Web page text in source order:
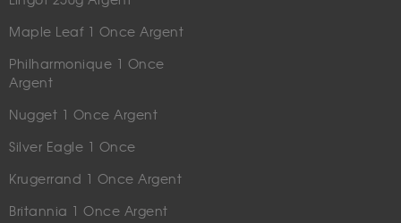
Maple Leaf 1 Once Argent
Philharmonique 1 Once
Argent
Nugget 1 Once Argent
Silver Eagle 1 Once
Krugerrand 1 Once Argent
Britannia 1 Once Argent